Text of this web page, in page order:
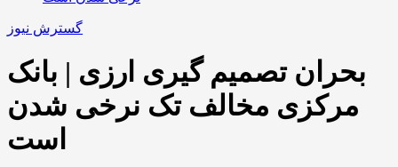
گسترش نیوز
بحران تصمیم‌ گیری ارزی | بانک
مرکزی مخالف تک نرخی شدن
است